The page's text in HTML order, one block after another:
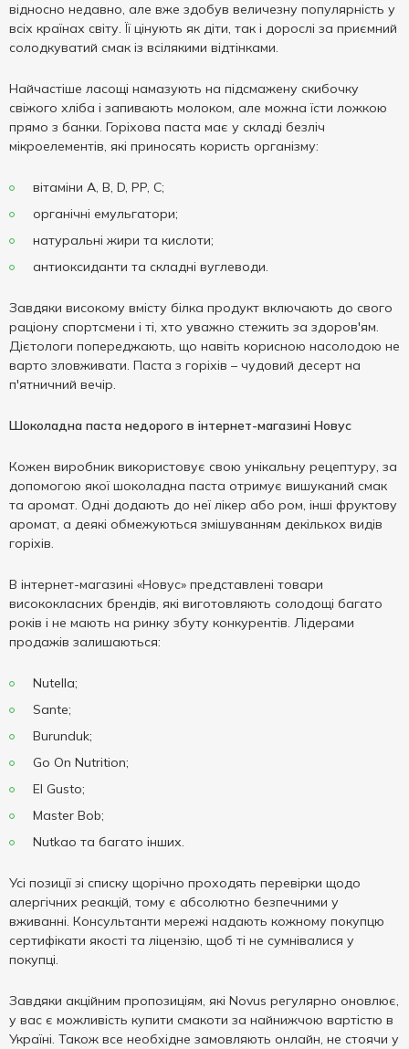
відносно недавно, але вже здобув величезну популярність у
всіх країнах світу. Її цінують як діти, так і дорослі за приємний
солодкуватий смак із всілякими відтінками.
Найчастіше ласощі намазують на підсмажену скибочку
свіжого хліба і запивають молоком, але можна їсти ложкою
прямо з банки. Горіхова паста має у складі безліч
мікроелементів, які приносять користь організму:
вітаміни A, B, D, PP, C;
органічні емульгатори;
натуральні жири та кислоти;
антиоксиданти та складні вуглеводи.
Завдяки високому вмісту білка продукт включають до свого
раціону спортсмени і ті, хто уважно стежить за здоров'ям.
Дієтологи попереджають, що навіть корисною насолодою не
варто зловживати. Паста з горіхів – чудовий десерт на
п'ятничний вечір.
Шоколадна паста недорого в інтернет-магазині Новус
Кожен виробник використовує свою унікальну рецептуру, за
допомогою якої шоколадна паста отримує вишуканий смак
та аромат. Одні додають до неї лікер або ром, інші фруктову
аромат, а деякі обмежуються змішуванням декількох видів
горіхів.
В інтернет-магазині «Новус» представлені товари
висококласних брендів, які виготовляють солодощі багато
років і не мають на ринку збуту конкурентів. Лідерами
продажів залишаються:
Nutella;
Sante;
Burunduk;
Go On Nutrition;
El Gusto;
Master Bob;
Nutkao та багато інших.
Усі позиції зі списку щорічно проходять перевірки щодо
алергічних реакцій, тому є абсолютно безпечними у
вживанні. Консультанти мережі надають кожному покупцю
сертифікати якості та ліцензію, щоб ті не сумнівалися у
покупці.
Завдяки акційним пропозиціям, які Novus регулярно оновлює,
у вас є можливість купити смакоти за найнижчою вартістю в
Україні. Також все необхідне замовляють онлайн, не стоячи у